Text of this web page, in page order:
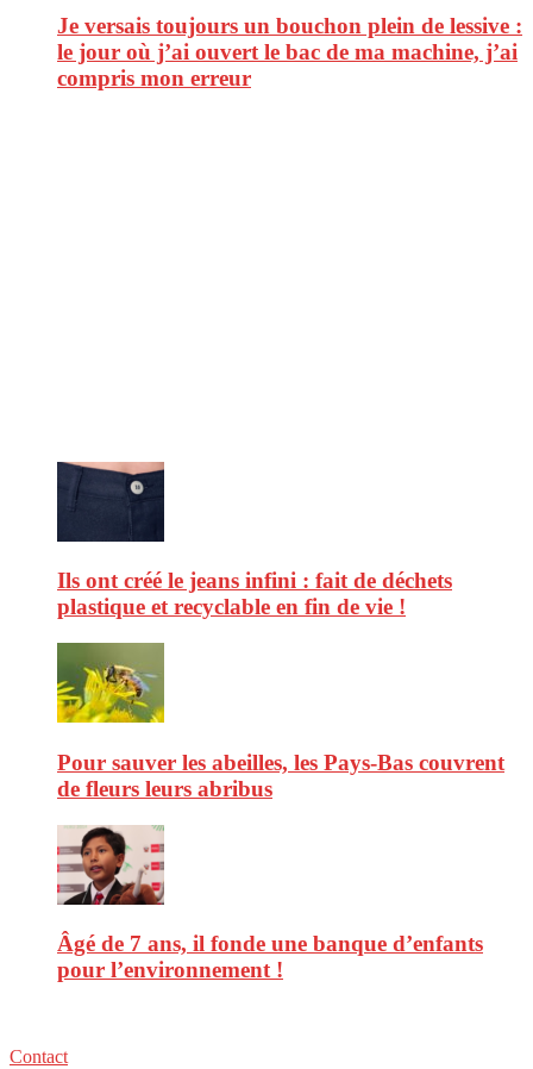
Je versais toujours un bouchon plein de lessive :
le jour où j’ai ouvert le bac de ma machine, j’ai
compris mon erreur
Ils ont créé le jeans infini : fait de déchets
plastique et recyclable en fin de vie !
Pour sauver les abeilles, les Pays-Bas couvrent
de fleurs leurs abribus
Âgé de 7 ans, il fonde une banque d’enfants
pour l’environnement !
Contact